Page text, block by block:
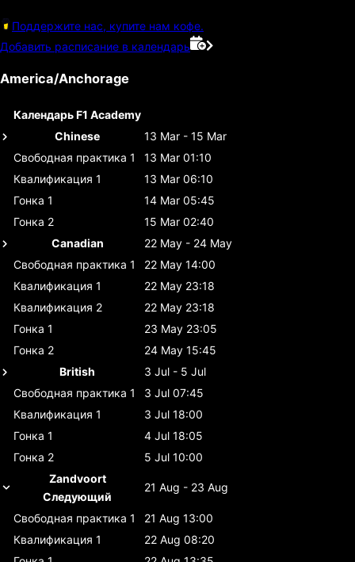
Поддержите нас, купите нам кофе.
Добавить расписание в календарь
America/Anchorage
Календарь F1 Academy
Chinese
13 Mar - 15 Mar
Свободная практика 1
13 Mar 01:10
Квалификация 1
13 Mar 06:10
Гонка 1
14 Mar 05:45
Гонка 2
15 Mar 02:40
Canadian
22 May - 24 May
Свободная практика 1
22 May 14:00
Квалификация 1
22 May 23:18
Квалификация 2
22 May 23:18
Гонка 1
23 May 23:05
Гонка 2
24 May 15:45
British
3 Jul - 5 Jul
Свободная практика 1
3 Jul 07:45
Квалификация 1
3 Jul 18:00
Гонка 1
4 Jul 18:05
Гонка 2
5 Jul 10:00
Zandvoort
Следующий
21 Aug - 23 Aug
Свободная практика 1
21 Aug 13:00
Квалификация 1
22 Aug 08:20